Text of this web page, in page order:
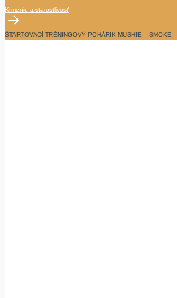
Kŕmenie a starostlivosť
ŠTARTOVACÍ TRÉNINGOVÝ POHÁRIK MUSHIE – SMOKE